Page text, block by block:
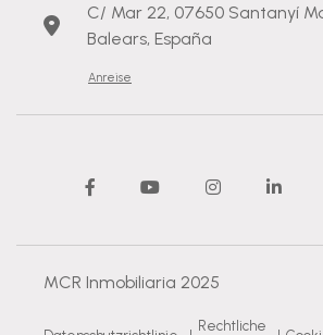
C/ Mar 22, 07650 Santanyí
Balears, España
Anreise
MCR Inmobiliaria 2025
Rechtliche